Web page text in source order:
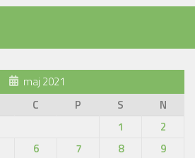
maj 2021
C P S
N
1
2
6 7 8
9